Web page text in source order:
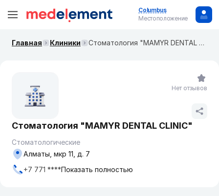
Columbus
Местоположение
Главная Клиники Стоматология "MAMYR DENTAL CLINIC"
Стоматология "MAMYR DENTAL CLINIC"
Стоматологические
Алматы, мкр 11, д. 7
+7 771 ****Показать полностью
Нет отзывов